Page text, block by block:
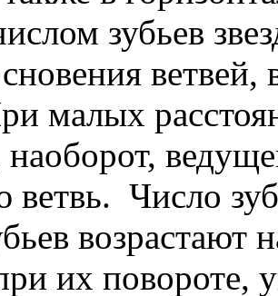
зубьев
малых
наоборот,
Число
возрастают
их повороте,